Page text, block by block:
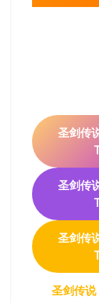
圣剑传
圣剑传
圣剑传
圣剑传